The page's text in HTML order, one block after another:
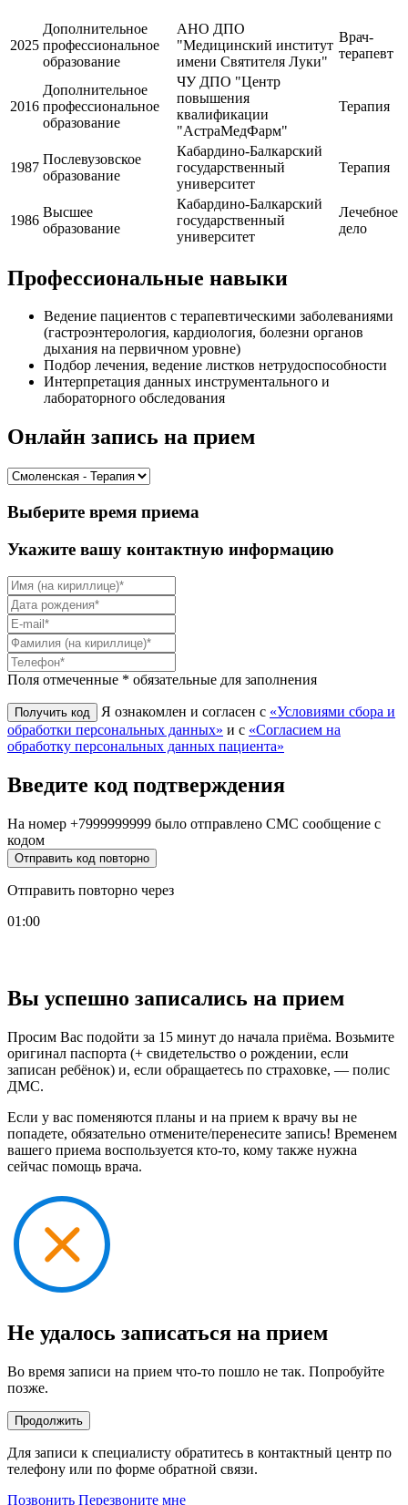
2025
Дополнительное
профессиональное
образование
АНО ДПО
"Медицинский институт
имени Святителя Луки"
Врач-
терапевт
2016
Дополнительное
профессиональное
образование
ЧУ ДПО "Центр
повышения
квалификации
"АстраМедФарм"
Терапия
1987
Послевузовское
образование
Кабардино-Балкарский
государственный
университет
Терапия
1986
Высшее
образование
Кабардино-Балкарский
государственный
университет
Лечебное
дело
Профессиональные навыки
Ведение пациентов с терапевтическими заболеваниями
(гастроэнтерология, кардиология, болезни органов
дыхания на первичном уровне)
Подбор лечения, ведение листков нетрудоспособности
Интерпретация данных инструментального и
лабораторного обследования
Онлайн запись на прием
Выберите время приема
Укажите вашу контактную информацию
Поля отмеченные * обязательные для заполнения
Я ознакомлен и согласен с «Условиями сбора и
обработки персональных данных» и с «Согласием на
обработку персональных данных пациента»
Введите код подтверждения
На номер +7999999999 было отправлено СМС сообщение с
кодом
Отправить код повторно
Отправить повторно через
01:00
Вы успешно записались на прием
Просим Вас подойти за 15 минут до начала приёма. Возьмите
оригинал паспорта (+ свидетельство о рождении, если
записан ребёнок) и, если обращаетесь по страховке, — полис
ДМС.
Если у вас поменяются планы и на прием к врачу вы не
попадете, обязательно отмените/перенесите запись! Временем
вашего приема воспользуется кто-то, кому также нужна
сейчас помощь врача.
Не удалось записаться на прием
Во время записи на прием что-то пошло не так. Попробуйте
позже.
Продолжить
Для записи к специалисту обратитесь в контактный центр по
телефону или по форме обратной связи.
Позвонить Перезвоните мне